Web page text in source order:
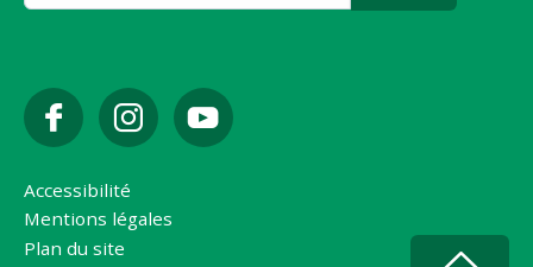
Accessibilité
Mentions légales
Plan du site